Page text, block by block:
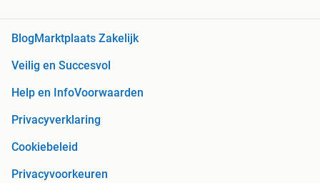
Blog Marktplaats Zakelijk
Veilig en Succesvol
Help en InfoVoorwaarden
Privacyverklaring
Cookiebeleid
Privacyvoorkeuren